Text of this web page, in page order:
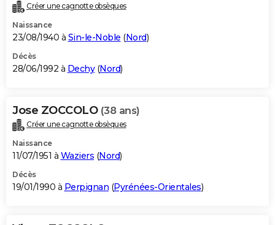
Créer une cagnotte obsèques
Naissance
23/08/1940 à Sin-le-Noble (Nord)
Décès
28/06/1992 à Dechy(Nord)
Jose ZOCCOLO (38 ans)
Créer une cagnotte obsèques
Naissance
11/07/1951 à Waziers (Nord)
Décès
19/01/1990 à Perpignan (Pyrénées-Orientales)